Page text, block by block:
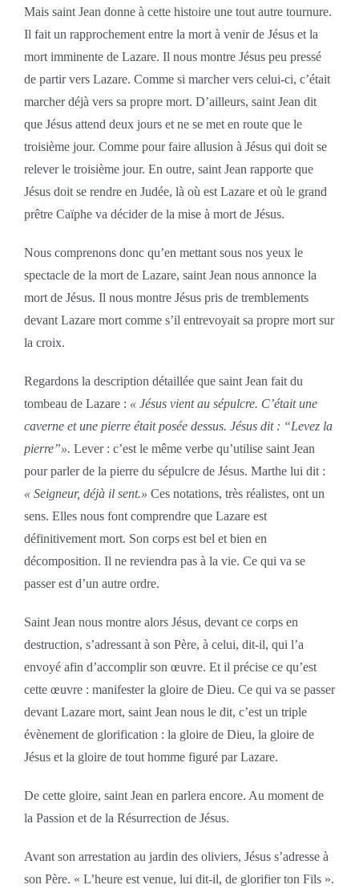
Mais saint Jean donne à cette histoire une tout autre tournure.
Il fait un rapprochement entre la mort à venir de Jésus et la
mort imminente de Lazare. Il nous montre Jésus peu pressé
de partir vers Lazare. Comme si marcher vers celui-ci, c’était
marcher déjà vers sa propre mort. D’ailleurs, saint Jean dit
que Jésus attend deux jours et ne se met en route que le
troisième jour. Comme pour faire allusion à Jésus qui doit se
relever le troisième jour. En outre, saint Jean rapporte que
Jésus doit se rendre en Judée, là où est Lazare et où le grand
prêtre Caïphe va décider de la mise à mort de Jésus.
Nous comprenons donc qu’en mettant sous nos yeux le
spectacle de la mort de Lazare, saint Jean nous annonce la
mort de Jésus. Il nous montre Jésus pris de tremblements
devant Lazare mort comme s’il entrevoyait sa propre mort sur
la croix.
Regardons la description détaillée que saint Jean fait du
tombeau de Lazare : « Jésus vient au sépulcre. C’était une
caverne et une pierre était posée dessus. Jésus dit : “Levez la
pierre”». Lever : c’est le même verbe qu’utilise saint Jean
pour parler de la pierre du sépulcre de Jésus. Marthe lui dit :
« Seigneur, déjà il sent.» Ces notations, très réalistes, ont un
sens. Elles nous font comprendre que Lazare est
définitivement mort. Son corps est bel et bien en
décomposition. Il ne reviendra pas à la vie. Ce qui va se
passer est d’un autre ordre.
Saint Jean nous montre alors Jésus, devant ce corps en
destruction, s’adressant à son Père, à celui, dit-il, qui l’a
envoyé afin d’accomplir son œuvre. Et il précise ce qu’est
cette œuvre : manifester la gloire de Dieu. Ce qui va se passer
devant Lazare mort, saint Jean nous le dit, c’est un triple
évènement de glorification : la gloire de Dieu, la gloire de
Jésus et la gloire de tout homme figuré par Lazare.
De cette gloire, saint Jean en parlera encore. Au moment de
la Passion et de la Résurrection de Jésus.
Avant son arrestation au jardin des oliviers, Jésus s’adresse à
son Père. « L’heure est venue, lui dit-il, de glorifier ton Fils ».